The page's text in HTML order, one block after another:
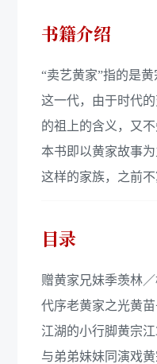
书籍介绍
“卖艺黄家”指的是
这一代，由于时代
的祖上的含义，又不
本书即以黄家故事
这样的家族，之前
目录
赠黄家兄妹季羡林
代序老黄家之光黄
江湖的小行脚黄宗江
与弟弟妹妹同演戏